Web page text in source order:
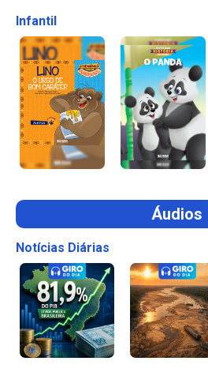
Infantil
Áudios
Notícias Diárias